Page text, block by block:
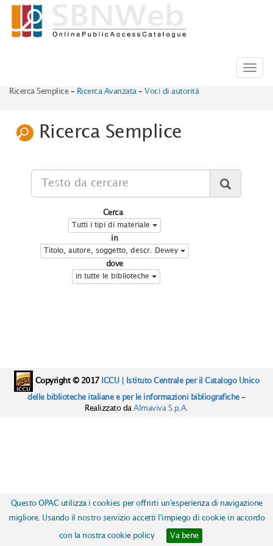
Questo OPAC utilizza i cookies per offrirti un'esperienza di navigazione
migliore. Usando il nostro servizio accetti l'impiego di cookie in accordo
con la nostra cookie policy Va bene
Ricerca Semplice - Ricerca Avanzata - Voci di autorità
Ricerca Semplice
Cerca
Tutti i tipi di materiale
in
Titolo, autore, soggetto, descr. Dewey
dove
in tutte le biblioteche
Copyright © 2017 ICCU | Istituto Centrale per il Catalogo Unico
delle biblioteche italiane e per le informazioni bibliografiche-
Realizzato daAlmaviva S.p.A.